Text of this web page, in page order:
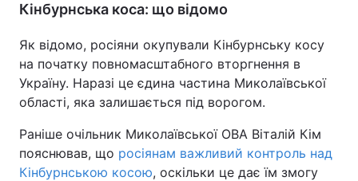
Кінбурнська коса: що відомо
Як відомо, росіяни окупували Кінбурнську косу
на початку повномасштабного вторгнення в
Україну. Наразі це єдина частина Миколаївської
області, яка залишається під ворогом.
Раніше очільник Миколаївської ОВА Віталій Кім
пояснював, що росіянам важливий контроль над
Кінбурнською косою, оскільки це дає їм змогу